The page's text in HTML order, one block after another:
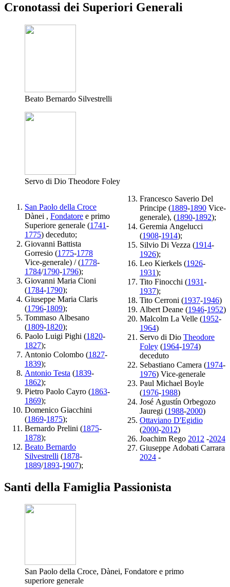
Cronotassi dei Superiori Generali
Beato Bernardo Silvestrelli
Servo di Dio Theodore Foley
San Paolo della Croce
Dànei , Fondatore e primo
Superiore generale (1741-
1775) deceduto;
Giovanni Battista
Gorresio (1775-1778
Vice-generale) / (1778-
1784/1790-1796);
Giovanni Maria Cioni
(1784-1790);
Giuseppe Maria Claris
(1796-1809);
Tommaso Albesano
(1809-1820);
Paolo Luigi Pighi (1820-
1827);
Antonio Colombo (1827-
1839);
Antonio Testa (1839-
1862);
Pietro Paolo Cayro (1863-
1869);
Domenico Giacchini
(1869-1875);
Bernardo Prelini (1875-
1878);
Beato Bernardo
Silvestrelli (1878-
1889/1893-1907);
Francesco Saverio Del
Principe (1889-1890 Vice-
generale), (1890-1892);
Geremia Angelucci
(1908-1914);
Silvio Di Vezza (1914-
1926);
Leo Kierkels (1926-
1931);
Tito Finocchi (1931-
1937);
Tito Cerroni (1937-1946)
Albert Deane (1946-1952)
Malcolm La Velle (1952-
1964)
Servo di Dio Theodore
Foley (1964-1974)
deceduto
Sebastiano Camera (1974-
1976) Vice-generale
Paul Michael Boyle
(1976-1988)
José Agustín Orbegozo
Jauregi (1988-2000)
Ottaviano D'Egidio
(2000-2012)
Joachim Rego 2012 -2024
Giuseppe Adobati Carrara
2024 -
Santi della Famiglia Passionista
San Paolo della Croce, Dànei, Fondatore e primo
superiore generale